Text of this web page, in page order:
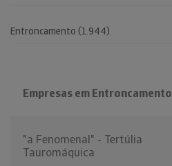
Empresas em Entroncamento
"a Fenomenal" - Tertúlia
Tauromáquica